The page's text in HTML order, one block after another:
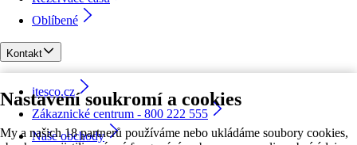
Nastavení soukromí a cookies
My a našich 18 partnerů používáme nebo ukládáme soubory cookies,
Oblíbené
Kontakt
itesco.cz
Zákaznické centrum - 800 222 555
Naše obchody